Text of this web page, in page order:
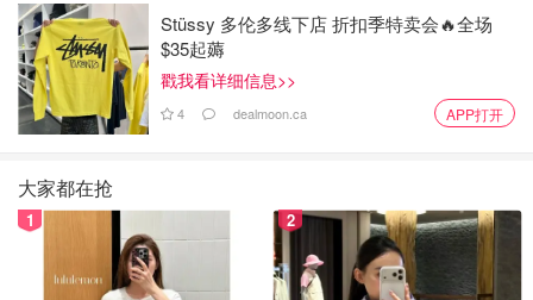
一。此外，接受加拿大教育是增加个人移民资格的最佳途径
之一。
从学生到移民的途径通常包括获得PGWP和获得全职工作经
验（一年）。从这里，学生可以通过加拿大的cec申请移
仅在去年，就有大约53,725人从工签持有人成为移民--这说
明对于想要从目前的身份过渡到加拿大永久居民的国际学生
来说，移民的普及和可实现性。
Stüssy 多伦多线下店 折扣季特卖会🔥全场
$35起薅
戳我看详细信息>>
4 dealmoon.ca APP打开
大家都在抢
1 2